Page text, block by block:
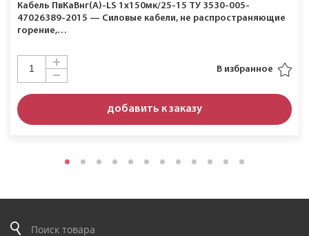
Кабель ПвКаВнг(A)-LS 1х150мк/25-15 ТУ 3530-005-
47026389-2015 — Силовые кабели, не распространяющие
горение,…
В избранное
добавить к заказу